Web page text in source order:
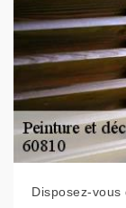
Disposez-vous